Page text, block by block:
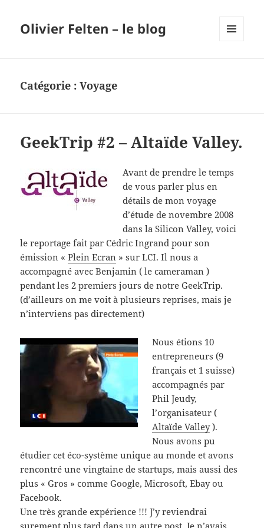
Olivier Felten – le blog
Catégorie :Voyage
GeekTrip #2 – Altaïde Valley.
Avant de prendre le temps
de vous parler plus en
détails de mon voyage
d’étude de novembre 2008
dans la Silicon Valley, voici
le reportage fait par Cédric Ingrand pour son
émission «Plein Ecran » sur LCI. Il nous a
accompagné avec Benjamin ( le cameraman )
pendant les 2 premiers jours de notre GeekTrip.
(d’ailleurs on me voit à plusieurs reprises, mais je
n’interviens pas directement)
Nous étions 10
entrepreneurs (9
français et 1 suisse)
accompagnés par
Phil Jeudy,
l’organisateur (
Altaïde Valley).
Nous avons pu
étudier cet éco-système unique au monde et avons
rencontré une vingtaine de startups, mais aussi des
plus « Gros » comme Google, Microsoft, Ebay ou
Facebook.
Une très grande expérience !!! J’y reviendrai